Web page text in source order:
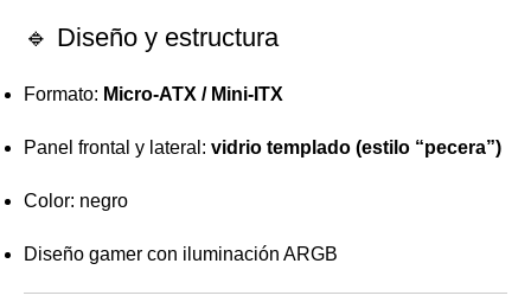
🔹 Diseño y estructura
Formato: Micro-ATX / Mini-ITX
Panel frontal y lateral: vidrio templado (estilo “pecera”)
Color: negro
Diseño gamer con iluminación ARGB